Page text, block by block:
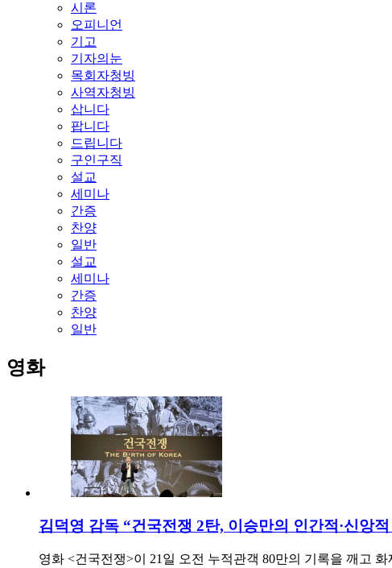
시론
오피니언
기고
기자의눈
목회자청빙
사역자청빙
삽니다
팝니다
드립니다
구인구직
설교
세미나
간증
찬양
일반
설교
세미나
간증
찬양
일반
영화
김덕영 감독 “건국전쟁 2탄, 이승만의 인간적·신앙
영화 <건국전쟁>이 21일 오전 누적관객 80만의 기록을 깨고